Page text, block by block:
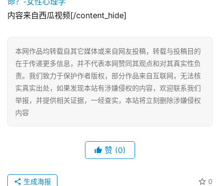
内容来自西瓜视频[/content_hide]
本网作品均转载自其它媒体或来自网友投稿，转载与投稿目的
在于传递更多信息，并不代表本网赞同其观点和对其真实性负
责。我们致力于保护作者版权，部分作品来自互联网，无法核
实真实出处，如果发现本站有涉嫌侵权的内容，欢迎联系我们
举报，并提供相关证据，一经查实，本站将立刻删除涉嫌侵权
内容
赞 (0)
0
生成海报